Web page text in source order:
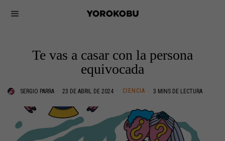
Te vas a casar con la persona
equivocada
SERGIO PARRA 23 DE ABRIL DE 2024 CIENCIA 3 MINS DE LECTURA